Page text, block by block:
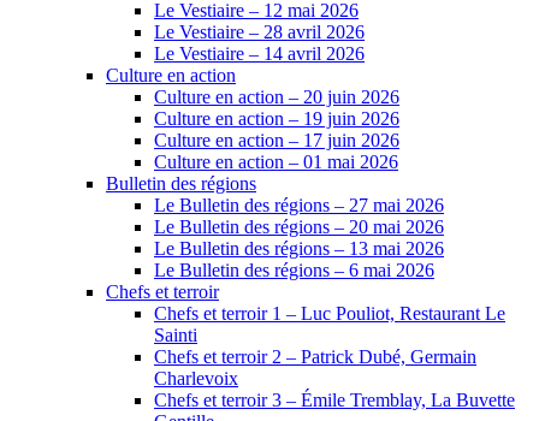
Le Vestiaire – 12 mai 2026
Le Vestiaire – 28 avril 2026
Le Vestiaire – 14 avril 2026
Culture en action
Culture en action – 20 juin 2026
Culture en action – 19 juin 2026
Culture en action – 17 juin 2026
Culture en action – 01 mai 2026
Bulletin des régions
Le Bulletin des régions – 27 mai 2026
Le Bulletin des régions – 20 mai 2026
Le Bulletin des régions – 13 mai 2026
Le Bulletin des régions – 6 mai 2026
Chefs et terroir
Chefs et terroir 1 – Luc Pouliot, Restaurant Le
Sainti
Chefs et terroir 2 – Patrick Dubé, Germain
Charlevoix
Chefs et terroir 3 – Émile Tremblay, La Buvette